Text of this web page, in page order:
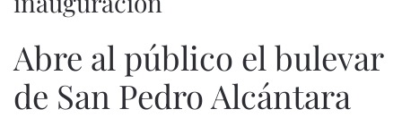
Abre al público el bulevar
de San Pedro Alcántara